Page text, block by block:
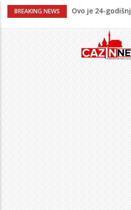
BREAKING NEWS
Ovo je 24-
Na Ahiret
Na Ahiret